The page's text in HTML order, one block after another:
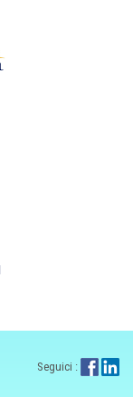
Seguici :